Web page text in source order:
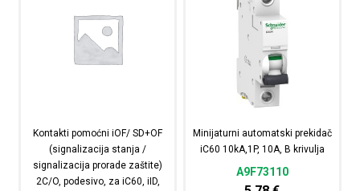
Kontakti pomoćni iOF/ SD+OF
(signalizacija stanja /
signalizacija prorade zaštite)
2C/O, podesivo, za iC60, iID,
Minijaturni automatski prekidač
iC60 10kA,1P, 10A, B krivulja
A9F73110